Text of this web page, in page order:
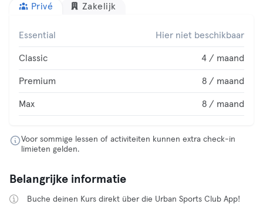
Privé Zakelijk
Essential Hier niet beschikbaar
Classic 4 / maand
Premium 8 / maand
Max 8 / maand
Voor sommige lessen of activiteiten kunnen extra check-in
limieten gelden.
Belangrijke informatie
Buche deinen Kurs direkt über die Urban Sports Club App!